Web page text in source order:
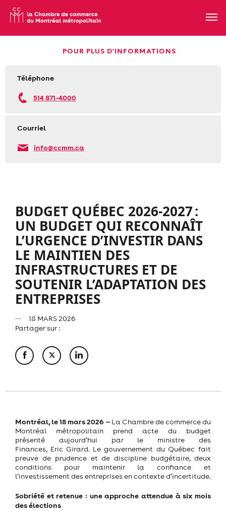
POUR PLUS D'INFORMATIONS
Téléphone
514 871-4000
Courriel
info@ccmm.ca
BUDGET QUÉBEC 2026-2027 :
UN BUDGET QUI RECONNAÎT
L’URGENCE D’INVESTIR DANS
LE MAINTIEN DES
INFRASTRUCTURES ET DE
SOUTENIR L’ADAPTATION DES
ENTREPRISES
18 MARS 2026
Partager sur :
Montréal, le 18 mars 2026 ‒La Chambre de commerce du
Montréal métropolitain prend acte du budget
présenté aujourd’hui par le ministre des
Finances, Eric Girard. Le gouvernement du Québec fait
preuve de prudence et de discipline budgétaire, deux
conditions pour maintenir la confiance et
l’investissement des entreprises en contexte d’incertitude.
Sobriété et retenue : une approche attendue à six mois
des élections